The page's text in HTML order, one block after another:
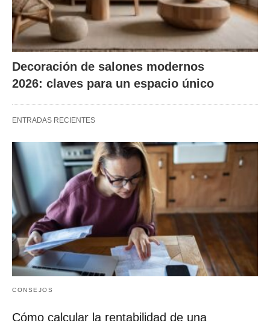
Decoración de salones modernos
2026: claves para un espacio único
ENTRADAS RECIENTES
CONSEJOS
Cómo calcular la rentabilidad de una